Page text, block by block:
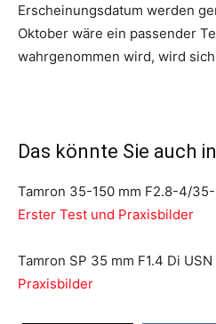
Erscheinungsdatum werden
Oktober wäre ein passender
wahrgenommen wird, wird
Das könnte Sie auch
Tamron 35-150 mm F2.8-4/35-
Erster Test und Praxisbilder
Tamron SP 35 mm F1.4 Di USN
Praxisbilder